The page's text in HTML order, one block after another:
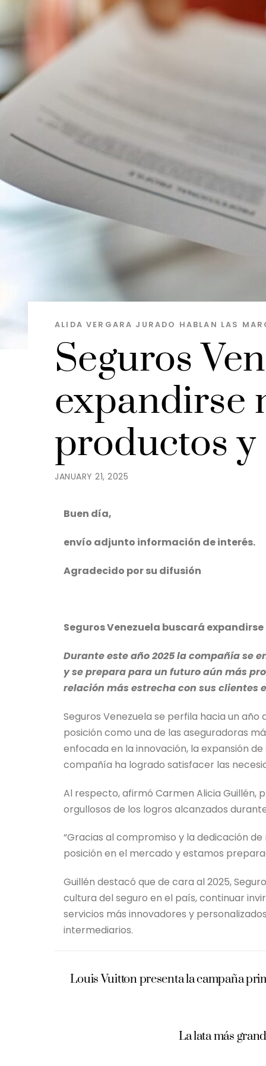
JANUARY 21, 2025
Seguros
expandirse
productos
ALIDA VERGARA JURADO HABLAN LAS
Buen día,
envío adjunto información de interés.
Agradecido por su difusión
Seguros Venezuela buscará
Durante este año 2025 la compañía se
y se prepara para un futuro aún más
relación más estrecha con sus clientes
Seguros Venezuela se perfila hacia un
posición como una de las aseguradoras
enfocada en la innovación, la expansión
compañía ha logrado satisfacer las
Al respecto, afirmó Carmen Alicia Guillén,
orgullosos de los logros alcanzados
“Gracias al compromiso y la dedicación
posición en el mercado y estamos
Guillén destacó que de cara al 2025,
cultura del seguro en el país, continuar
servicios más innovadores y
intermediarios.
Louis Vuitton presenta la campaña
La lata más